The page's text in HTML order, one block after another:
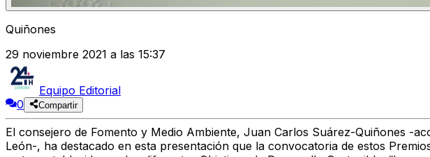
Quiñones
29 noviembre 2021 a las 15:37
Equipo Editorial
0
Compartir
El consejero de Fomento y Medio Ambiente, Juan Carlos Suárez-Quiñones -
León-, ha destacado en esta presentación que la convocatoria de estos